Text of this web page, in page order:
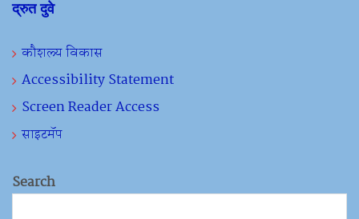
द्रुत दुवे
कौशल्य विकास
Accessibility Statement
Screen Reader Access
साइटमॅप
Search